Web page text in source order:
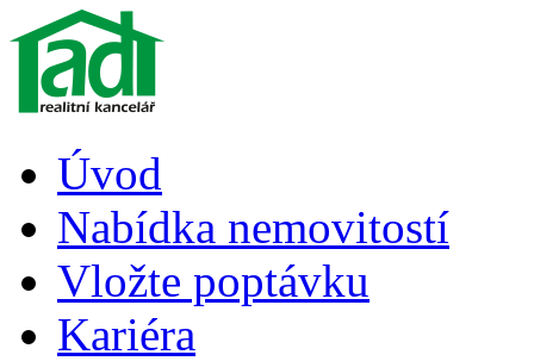
Úvod
Nabídka nemovitostí
Vložte poptávku
Kariéra